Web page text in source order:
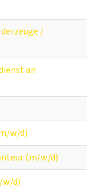
/
an
w/d)
(m/w/d)
w/d)